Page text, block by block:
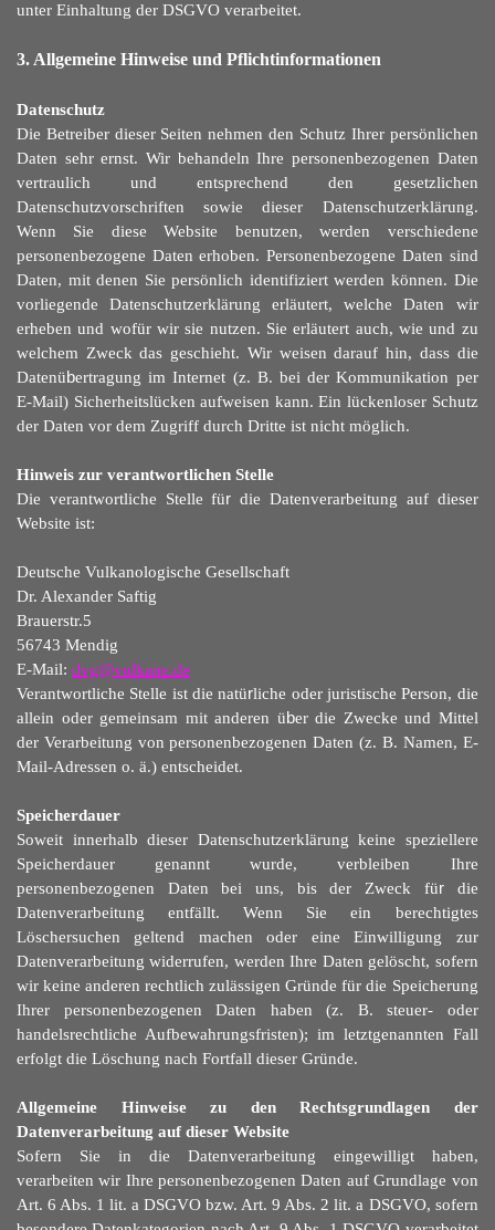
unter Einhaltung der DSGVO verarbeitet.
3. Allgemeine Hinweise und Pflichtinformationen
Datenschutz
Die Betreiber dieser Seiten nehmen den Schutz Ihrer persönlichen
Daten sehr ernst. Wir behandeln Ihre personenbezogenen Daten
vertraulich und entsprechend den gesetzlichen
Datenschutzvorschriften sowie dieser Datenschutzerklärung.
Wenn Sie diese Website benutzen, werden verschiedene
personenbezogene Daten erhoben. Personenbezogene Daten sind
Daten, mit denen Sie persönlich identifiziert werden können. Die
vorliegende Datenschutzerklärung erläutert, welche Daten wir
erheben und wofür wir sie nutzen. Sie erläutert auch, wie und zu
welchem Zweck das geschieht. Wir weisen darauf hin, dass die
Datenübertragung im Internet (z. B. bei der Kommunikation per
E-Mail) Sicherheitslücken aufweisen kann. Ein lückenloser Schutz
der Daten vor dem Zugriff durch Dritte ist nicht möglich.
Hinweis zur verantwortlichen Stelle
Die verantwortliche Stelle für die Datenverarbeitung auf dieser
Website ist:
Deutsche Vulkanologische Gesellschaft
Dr. Alexander Saftig
Brauerstr.5
56743 Mendig
E-Mail: dvg@vulkane.de
Verantwortliche Stelle ist die natürliche oder juristische Person, die
allein oder gemeinsam mit anderen über die Zwecke und Mittel
der Verarbeitung von personenbezogenen Daten (z. B. Namen, E-
Mail-Adressen o. ä.) entscheidet.
Speicherdauer
Soweit innerhalb dieser Datenschutzerklärung keine speziellere
Speicherdauer genannt wurde, verbleiben Ihre
personenbezogenen Daten bei uns, bis der Zweck fürdie
Datenverarbeitung entfällt. Wenn Sie ein berechtigtes
Löschersuchen geltend machen oder eine Einwilligung zur
Datenverarbeitung widerrufen, werden Ihre Daten gelöscht, sofern
wir keine anderen rechtlich zulässigen Gründe für die Speicherung
Ihrer personenbezogenen Daten haben (z. B. steuer- oder
handelsrechtliche Aufbewahrungsfristen); im letztgenannten Fall
erfolgt die Löschung nach Fortfall dieser Gründe.
Allgemeine Hinweise zu den Rechtsgrundlagen der
Datenverarbeitung auf dieser Website
Sofern Sie in die Datenverarbeitung eingewilligt haben,
verarbeiten wir Ihre personenbezogenen Daten auf Grundlage von
Art. 6 Abs. 1 lit. a DSGVO bzw. Art. 9 Abs. 2 lit. a DSGVO, sofern